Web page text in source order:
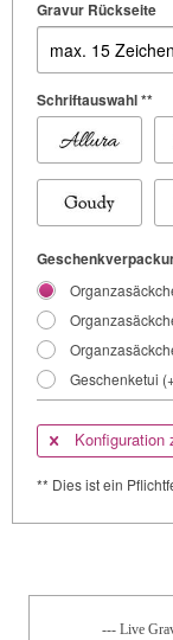
Gravur Rückseite
Schriftauswahl **
Geschenketui
Konfiguration
** Dies ist ein
--- Live